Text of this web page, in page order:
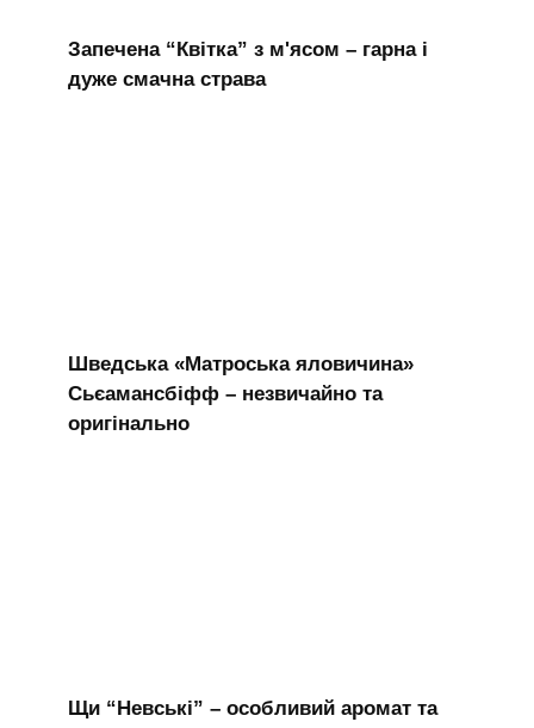
Запечена “Квітка” з м'ясом – гарна і
дуже смачна страва
Шведська «Матроська яловичина»
Сьєамансбіфф – незвичайно та
оригінально
Щи “Невські” – особливий аромат та